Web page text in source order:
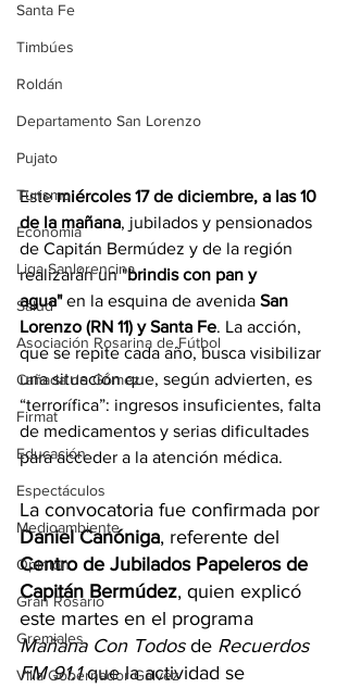
Santa Fe
Timbúes
Roldán
Departamento San Lorenzo
Pujato
Turismo
Economía
Liga Sanlorencina
Salud
Asociación Rosarina de Fútbol
Cañada de Gómez
Firmat
Educación
Espectáculos
Medioambiente
Opinión
Gran Rosario
Gremiales
Villa Gobernador Gálvez
Este miércoles 17 de diciembre, a las 10
de la mañana, jubilados y pensionados
de Capitán Bermúdez y de la región
realizarán un "brindis con pan y
agua" en la esquina de avenida San
Lorenzo (RN 11) y Santa Fe. La acción,
que se repite cada año, busca visibilizar
una situación que, según advierten, es
“terrorífica”: ingresos insuficientes, falta
de medicamentos y serias dificultades
para acceder a la atención médica.
La convocatoria fue confirmada por
Daniel Canóniga, referente del
Centro de Jubilados Papeleros de
Capitán Bermúdez, quien explicó
este martes en el programa
Mañana Con Todos de Recuerdos
FM 91.1 que la actividad se